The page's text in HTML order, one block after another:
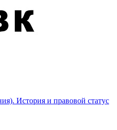
История и правовой статус